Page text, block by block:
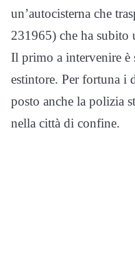
un’autocisterna che
231965) che ha subito
Il primo a intervenire è
estintore. Per fortuna i
posto anche la polizia
nella città di confine.